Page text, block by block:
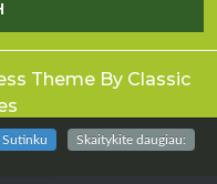
Theme By Classic
Sutinku Skaitykite daugiau: